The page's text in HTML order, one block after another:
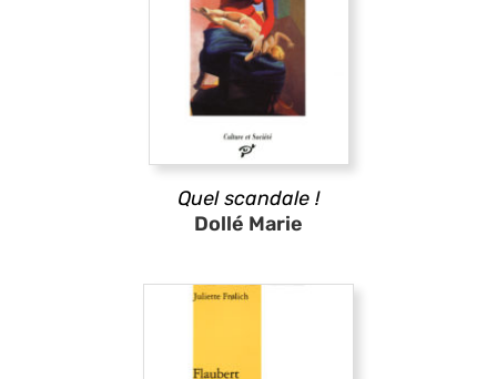
Quel scandale !
Dollé Marie